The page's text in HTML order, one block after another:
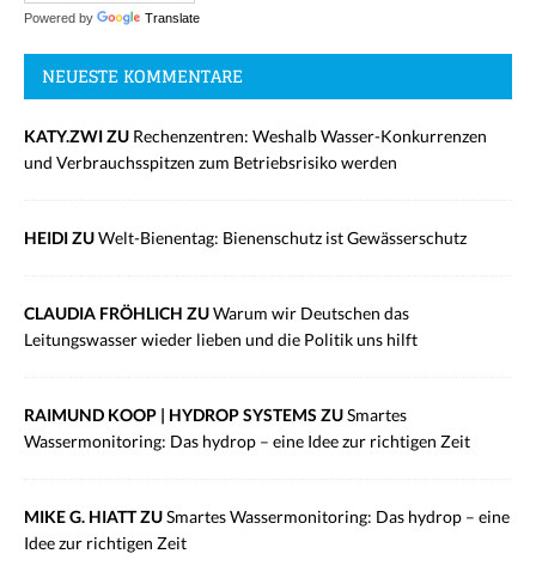
Powered by Translate
NEUESTE KOMMENTARE
KATY.ZWI ZU Rechenzentren: Weshalb Wasser-Konkurrenzen
und Verbrauchsspitzen zum Betriebsrisiko werden
HEIDI ZUWelt-Bienentag: Bienenschutz ist Gewässerschutz
CLAUDIA FRÖHLICH ZUWarum wir Deutschen das
Leitungswasser wieder lieben und die Politik uns hilft
RAIMUND KOOP | HYDROP SYSTEMS ZUSmartes
Wassermonitoring: Das hydrop – eine Idee zur richtigen Zeit
MIKE G. HIATT ZUSmartes Wassermonitoring: Das hydrop – eine
Idee zur richtigen Zeit